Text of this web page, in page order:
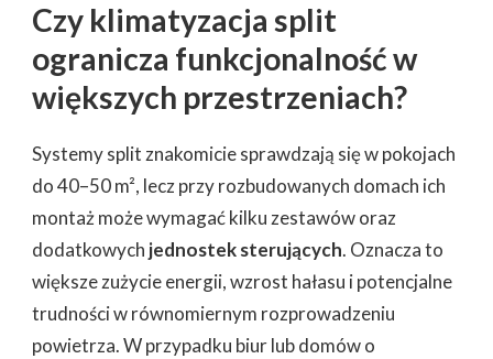
Czy klimatyzacja split
ogranicza funkcjonalność w
większych przestrzeniach?
Systemy split znakomicie sprawdzają się w pokojach
do 40–50 m², lecz przy rozbudowanych domach ich
montaż może wymagać kilku zestawów oraz
dodatkowych jednostek sterujących. Oznacza to
większe zużycie energii, wzrost hałasu i potencjalne
trudności w równomiernym rozprowadzeniu
powietrza. W przypadku biur lub domów o